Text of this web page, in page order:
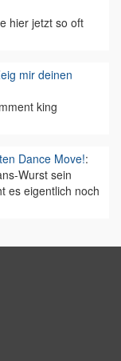
hier jetzt so oft
mir deinen
king
Dance Move!:
Wurst sein
es eigentlich noch